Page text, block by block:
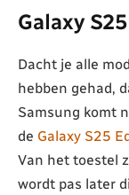
Galaxy
Dacht je alle
hebben gehad,
Samsung komt
de Galaxy S25
Van het toestel
wordt pas later